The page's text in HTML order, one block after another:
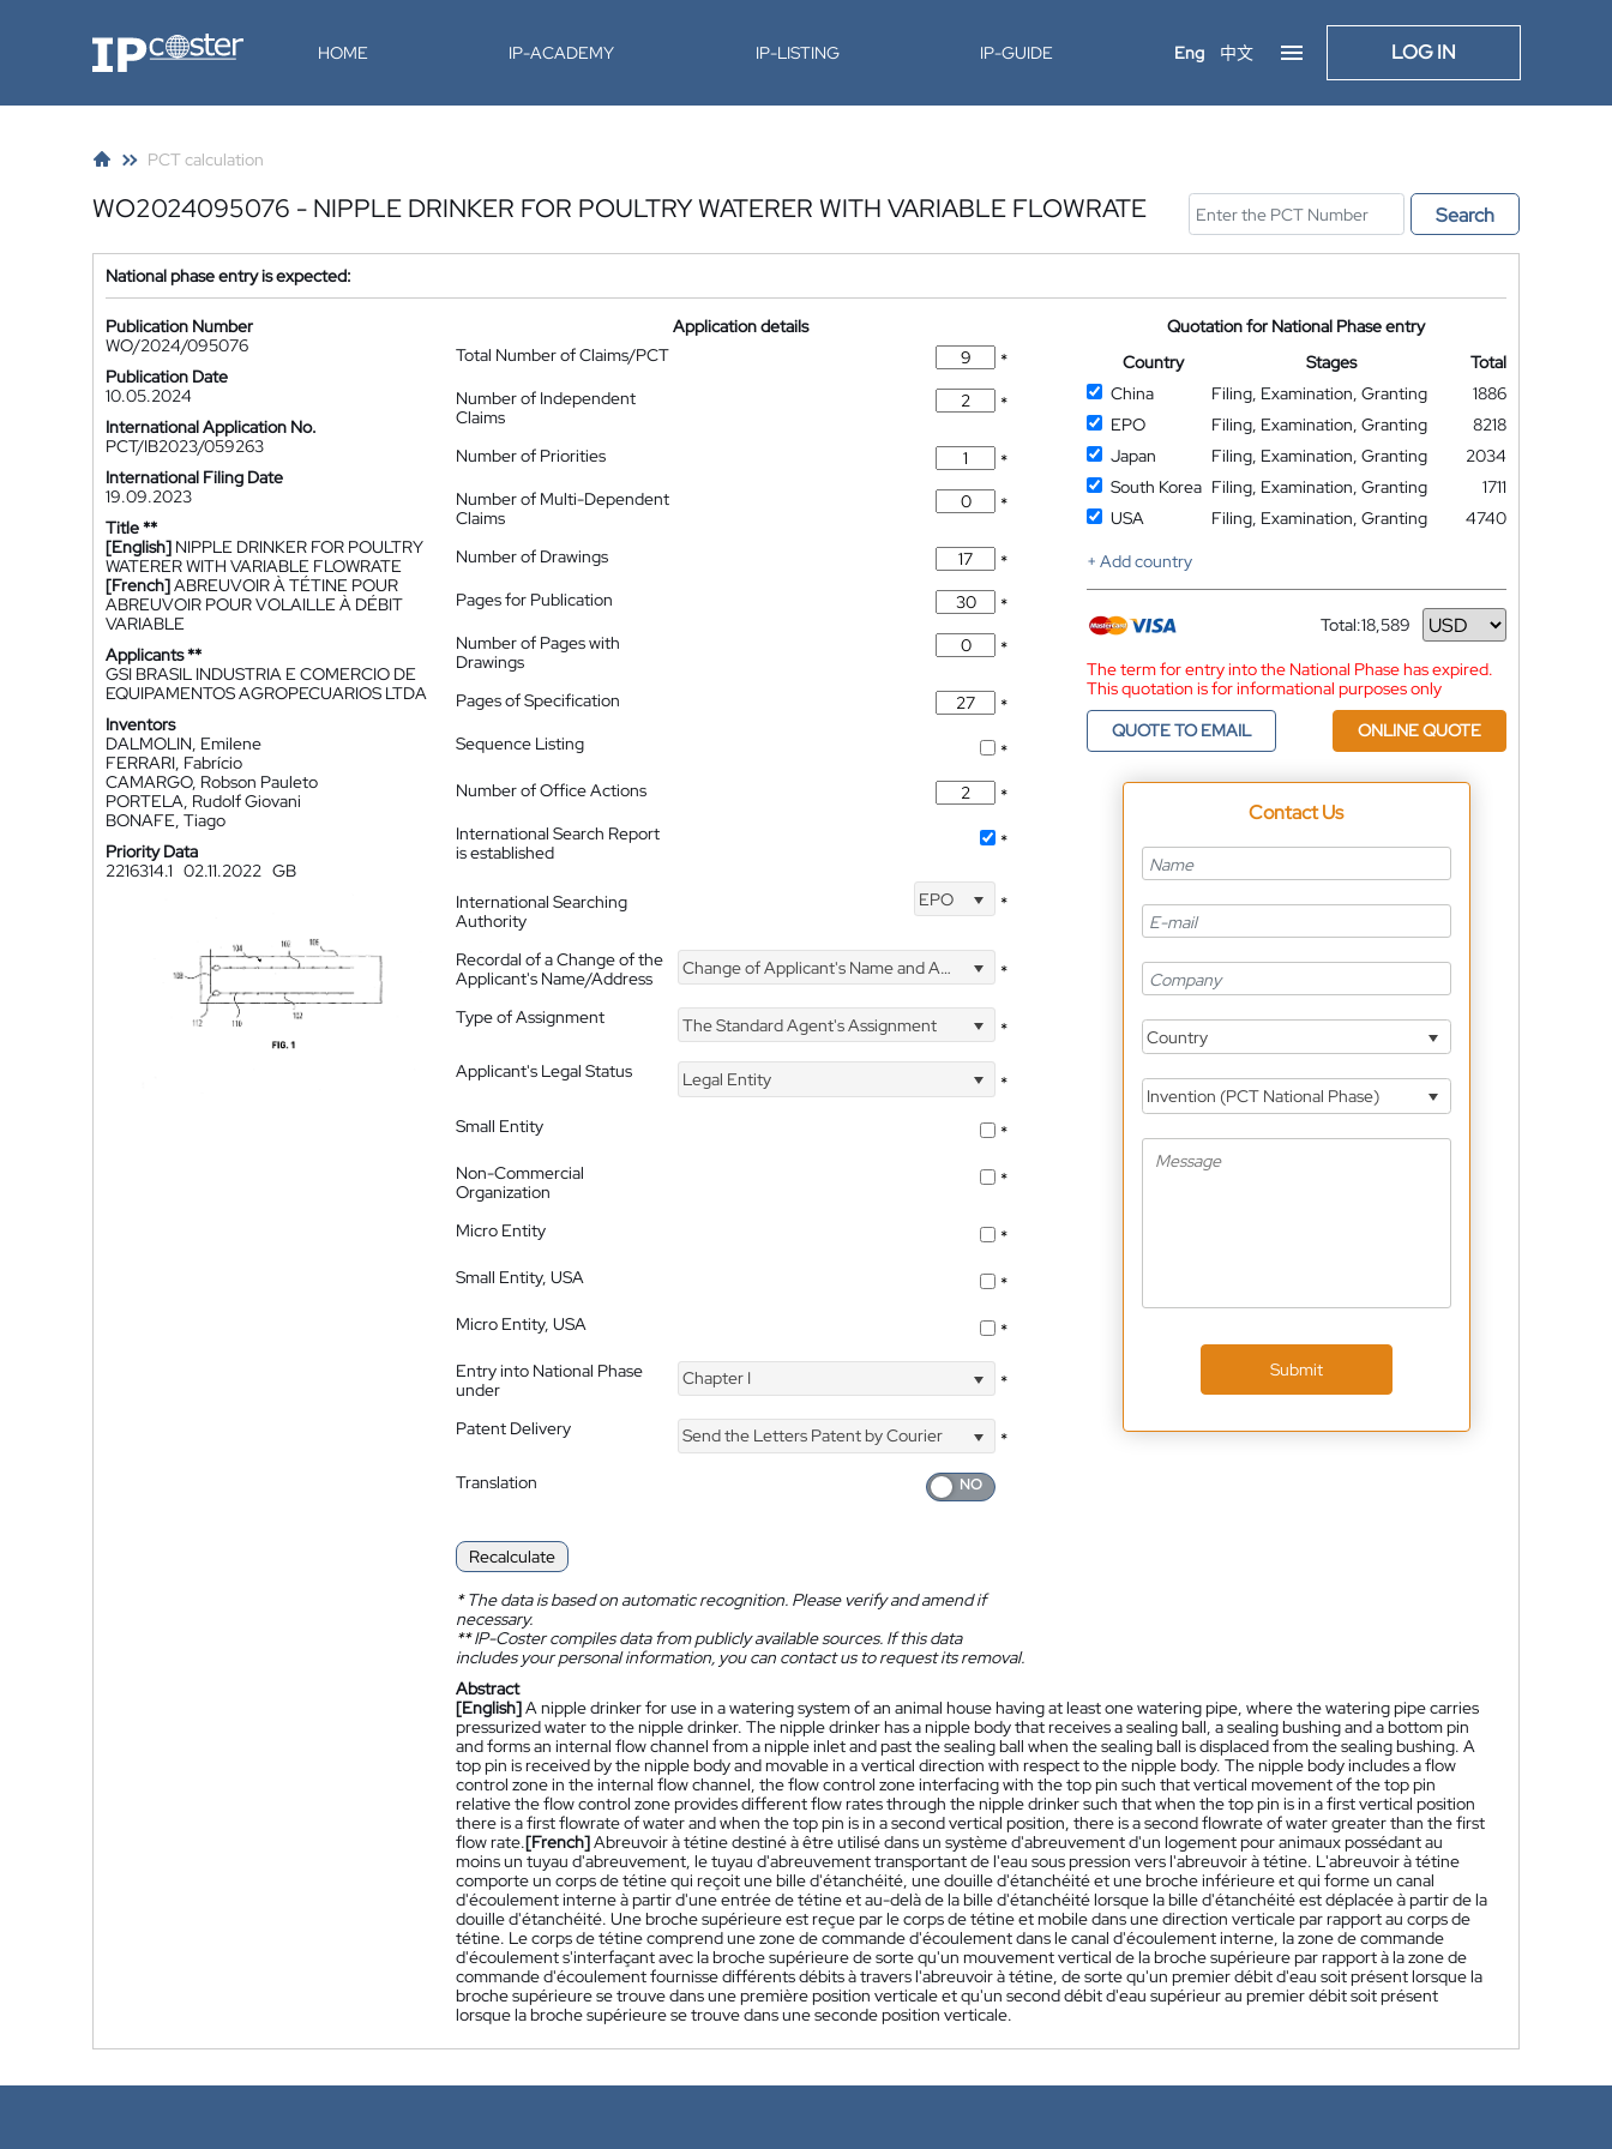
IP-Coster HOME IP-ACADEMY IP-LISTING IP-GUIDE Eng 中文 LOG IN
PCT calculation
WO2024095076 - NIPPLE DRINKER FOR POULTRY WATERER WITH VARIABLE FLOWRATE Search
National phase entry is expected:
Publication Number
WO/2024/095076
Publication Date
10.05.2024
International Application No.
PCT/IB2023/059263
International Filing Date
19.09.2023
Title **
[English] NIPPLE DRINKER FOR POULTRY
WATERER WITH VARIABLE FLOWRATE
[French]ABREUVOIR À TÉTINE POUR
ABREUVOIR POUR VOLAILLE À DÉBIT
VARIABLE
Applicants **
GSI BRASIL INDUSTRIA E COMERCIO DE
EQUIPAMENTOS AGROPECUARIOS LTDA
Inventors
DALMOLIN, Emilene
FERRARI, Fabrício
CAMARGO, Robson Pauleto
PORTELA, Rudolf Giovani
BONAFE, Tiago
Priority Data
2216314.1 02.11.2022 GB
Application details
Total Number of Claims/PCT
*
Number of Independent
Claims
*
Number of Priorities
*
Number of Multi-Dependent
Claims
*
Number of Drawings
*
Pages for Publication
*
Number of Pages with
Drawings
*
Pages of Specification
*
Sequence Listing
*
Number of Office Actions
*
International Search Report
is established
*
International Searching
Authority
EPO *
Recordal of a Change of the
Applicant's Name/Address
Change of Applicant's Name and Address *
Type of Assignment The Standard Agent's Assignment
*
Applicant's Legal Status
Legal Entity
*
Small Entity
*
Non-Commercial
Organization
*
Micro Entity
*
Small Entity, USA
*
Micro Entity, USA
*
Entry into National Phase
under
Chapter I *
Patent Delivery Send the Letters Patent by Courier
*
Translation
Recalculate
*The data is based on automatic recognition. Please verify and amend if
necessary.
**IP-Coster compiles data from publicly available sources. If this data
includes your personal information, you can contact us to request its removal.
Quotation for National Phase entry
Country
Stages
Total
China
Filing, Examination, Granting
1886
EPO
Filing, Examination, Granting
8218
Japan
Filing, Examination, Granting
2034
South Korea Filing, Examination, Granting
1711
USA
Filing, Examination, Granting
4740
+ Add country
Total:18,589
Currency
The term for entry into the National Phase has expired.
This quotation is for informational purposes only
QUOTE TO EMAIL
ONLINE QUOTE
Contact Us
Country
Invention (PCT National Phase)
Submit
Abstract
[English]A nipple drinker for use in a watering system of an animal house having at least one watering pipe, where the watering pipe carries
pressurized water to the nipple drinker. The nipple drinker has a nipple body that receives a sealing ball, a sealing bushing and a bottom pin
and forms an internal flow channel from a nipple inlet and past the sealing ball when the sealing ball is displaced from the sealing bushing. A
top pin is received by the nipple body and movable in a vertical direction with respect to the nipple body. The nipple body includes a flow
control zone in the internal flow channel, the flow control zone interfacing with the top pin such that vertical movement of the top pin
relative the flow control zone provides different flow rates through the nipple drinker such that when the top pin is in a first vertical position
there is a first flowrate of water and when the top pin is in a second vertical position, there is a second flowrate of water greater than the first
flow rate.[French]Abreuvoir à tétine destiné à être utilisé dans un système d'abreuvement d'un logement pour animaux possédant au
moins un tuyau d'abreuvement, le tuyau d'abreuvement transportant de l'eau sous pression vers l'abreuvoir à tétine. L'abreuvoir à tétine
comporte un corps de tétine qui reçoit une bille d'étanchéité, une douille d'étanchéité et une broche inférieure et qui forme un canal
d'écoulement interne à partir d'une entrée de tétine et au-delà de la bille d'étanchéité lorsque la bille d'étanchéité est déplacée à partir de la
douille d'étanchéité. Une broche supérieure est reçue par le corps de tétine et mobile dans une direction verticale par rapport au corps de
tétine. Le corps de tétine comprend une zone de commande d'écoulement dans le canal d'écoulement interne, la zone de commande
d'écoulement s'interfaçant avec la broche supérieure de sorte qu'un mouvement vertical de la broche supérieure par rapport à la zone de
commande d'écoulement fournisse différents débits à travers l'abreuvoir à tétine, de sorte qu'un premier débit d'eau soit présent lorsque la
broche supérieure se trouve dans une première position verticale et qu'un second débit d'eau supérieur au premier débit soit présent
lorsque la broche supérieure se trouve dans une seconde position verticale.